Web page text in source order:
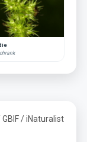
/ iNaturalist